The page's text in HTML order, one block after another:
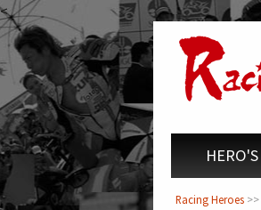
<
HERO'S
Racing Heroes >>